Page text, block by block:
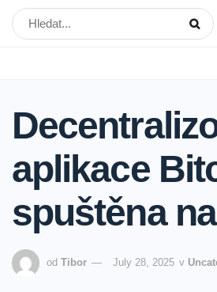
aplikace
spuštěna
od Tibor July 28, 2025 v